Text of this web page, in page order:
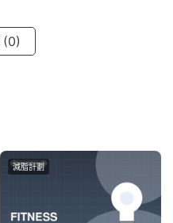
(0)
減脂計劃